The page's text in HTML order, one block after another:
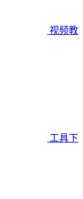
视频教
工具下